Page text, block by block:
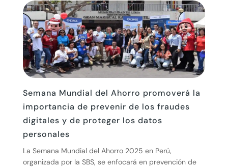
Semana Mundial del Ahorro promoverá la
importancia de prevenir de los fraudes
digitales y de proteger los datos
personales
La Semana Mundial del Ahorro 2025 en Perú,
organizada por la SBS, se enfocará en prevención de